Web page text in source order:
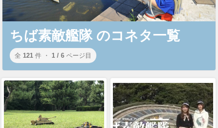
ちば素敵艦隊 のコネタ一覧
全 121 件 ・ 1 / 6 ページ目